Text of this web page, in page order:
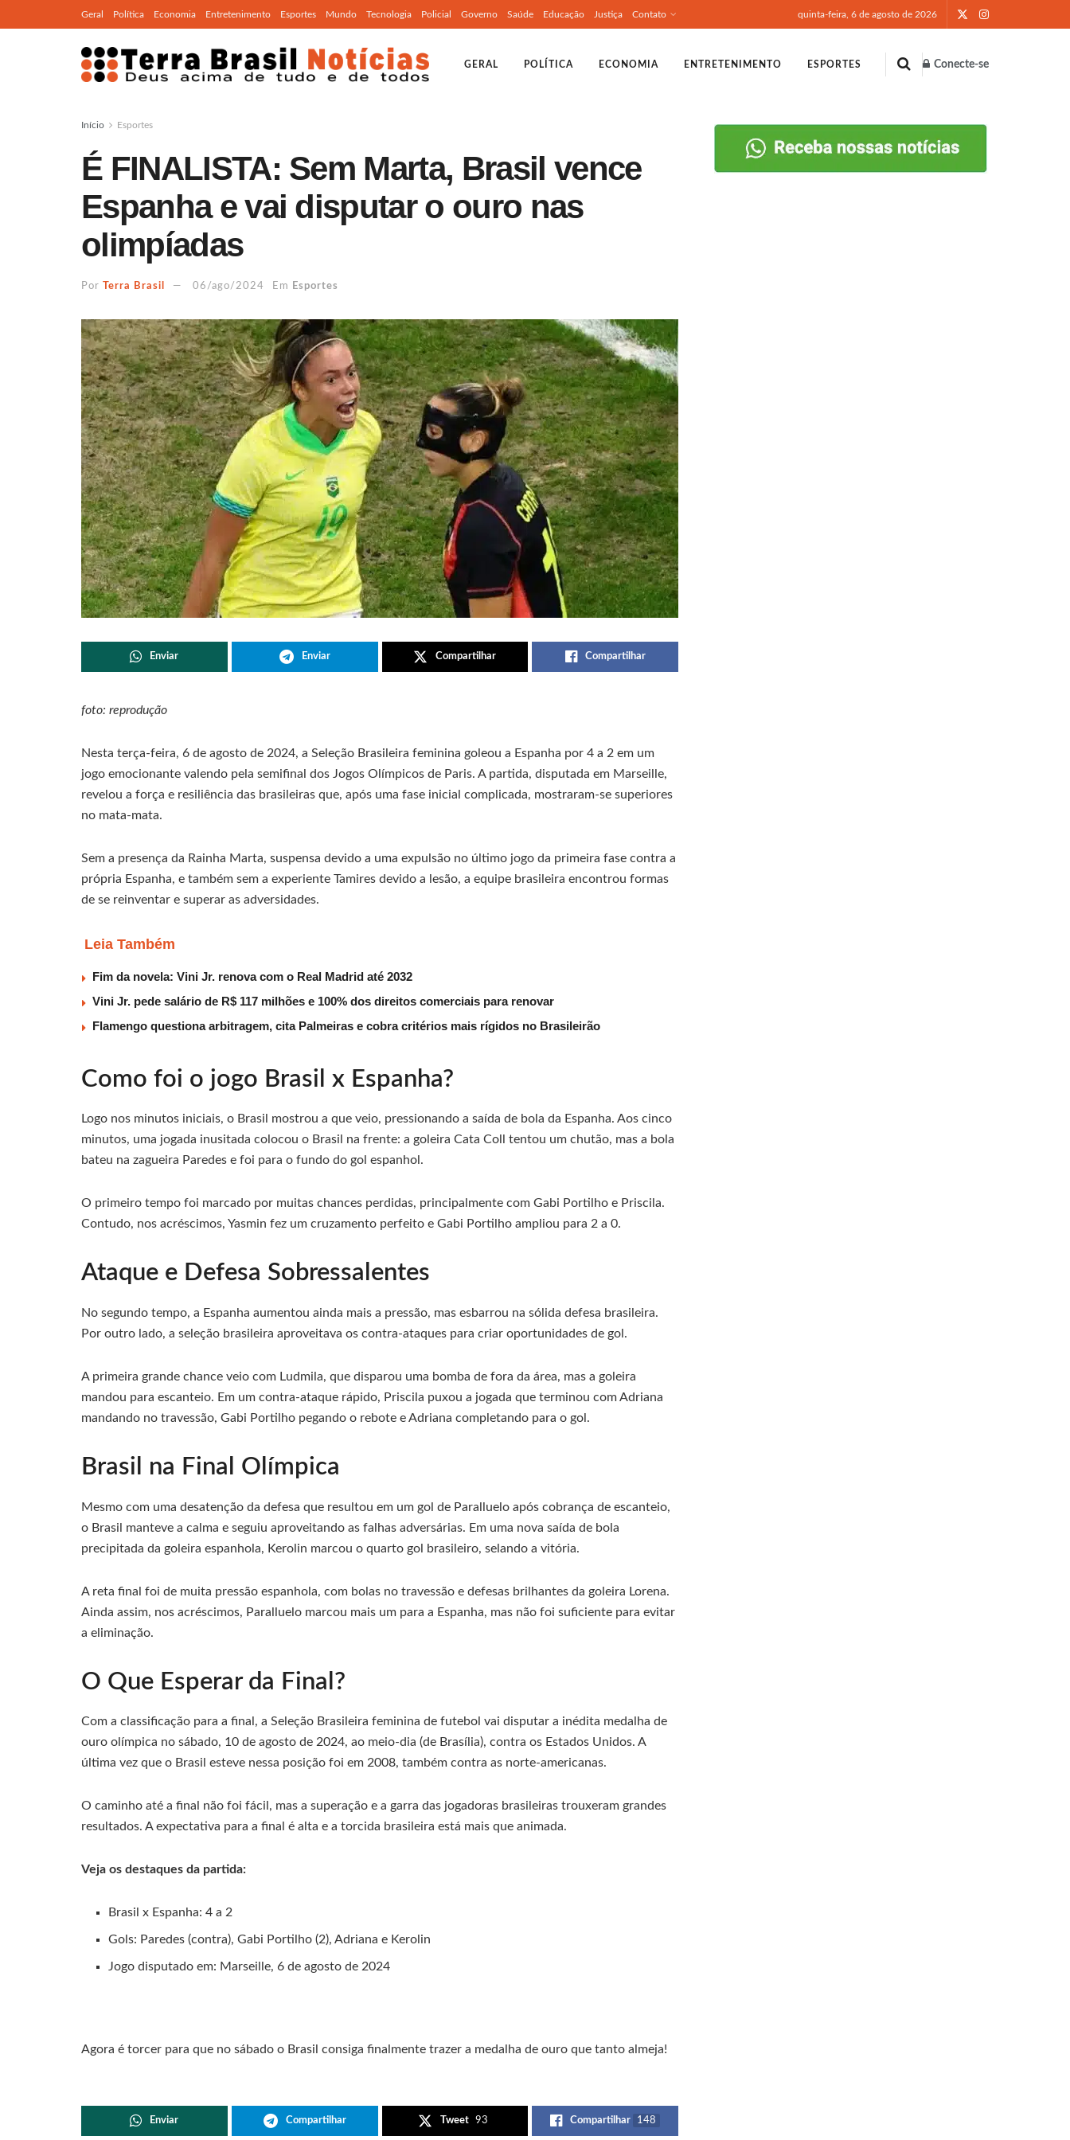
Geral Política Economia Entretenimento Esportes Mundo Tecnologia Policial Governo Saúde Educação Justiça Contato quinta-feira, 6 de agosto de 2026
GERAL POLÍTICA ECONOMIA ENTRETENIMENTO ESPORTES Conecte-se
Início Esportes
É FINALISTA: Sem Marta, Brasil vence
Espanha e vai disputar o ouro nas
olimpíadas
Por Terra Brasil 06/ago/2024 Em Esportes
Enviar Enviar Compartilhar Compartilhar
foto: reprodução
Nesta terça-feira, 6 de agosto de 2024, a Seleção Brasileira feminina goleou a Espanha por 4 a 2 em um
jogo emocionante valendo pela semifinal dos Jogos Olímpicos de Paris. A partida, disputada em Marseille,
revelou a força e resiliência das brasileiras que, após uma fase inicial complicada, mostraram-se superiores
no mata-mata.
Sem a presença da Rainha Marta, suspensa devido a uma expulsão no último jogo da primeira fase contra a
própria Espanha, e também sem a experiente Tamires devido a lesão, a equipe brasileira encontrou formas
de se reinventar e superar as adversidades.
Leia Também
Fim da novela: Vini Jr. renova com o Real Madrid até 2032
Vini Jr. pede salário de R$ 117 milhões e 100% dos direitos comerciais para renovar
Flamengo questiona arbitragem, cita Palmeiras e cobra critérios mais rígidos no Brasileirão
Como foi o jogo Brasil x Espanha?
Logo nos minutos iniciais, o Brasil mostrou a que veio, pressionando a saída de bola da Espanha. Aos cinco
minutos, uma jogada inusitada colocou o Brasil na frente: a goleira Cata Coll tentou um chutão, mas a bola
bateu na zagueira Paredes e foi para o fundo do gol espanhol.
O primeiro tempo foi marcado por muitas chances perdidas, principalmente com Gabi Portilho e Priscila.
Contudo, nos acréscimos, Yasmin fez um cruzamento perfeito e Gabi Portilho ampliou para 2 a 0.
Ataque e Defesa Sobressalentes
No segundo tempo, a Espanha aumentou ainda mais a pressão, mas esbarrou na sólida defesa brasileira.
Por outro lado, a seleção brasileira aproveitava os contra-ataques para criar oportunidades de gol.
A primeira grande chance veio com Ludmila, que disparou uma bomba de fora da área, mas a goleira
mandou para escanteio. Em um contra-ataque rápido, Priscila puxou a jogada que terminou com Adriana
mandando no travessão, Gabi Portilho pegando o rebote e Adriana completando para o gol.
Brasil na Final Olímpica
Mesmo com uma desatenção da defesa que resultou em um gol de Paralluelo após cobrança de escanteio,
o Brasil manteve a calma e seguiu aproveitando as falhas adversárias. Em uma nova saída de bola
precipitada da goleira espanhola, Kerolin marcou o quarto gol brasileiro, selando a vitória.
A reta final foi de muita pressão espanhola, com bolas no travessão e defesas brilhantes da goleira Lorena.
Ainda assim, nos acréscimos, Paralluelo marcou mais um para a Espanha, mas não foi suficiente para evitar
a eliminação.
O Que Esperar da Final?
Com a classificação para a final, a Seleção Brasileira feminina de futebol vai disputar a inédita medalha de
ouro olímpica no sábado, 10 de agosto de 2024, ao meio-dia (de Brasília), contra os Estados Unidos. A
última vez que o Brasil esteve nessa posição foi em 2008, também contra as norte-americanas.
O caminho até a final não foi fácil, mas a superação e a garra das jogadoras brasileiras trouxeram grandes
resultados. A expectativa para a final é alta e a torcida brasileira está mais que animada.
Veja os destaques da partida:
Brasil x Espanha: 4 a 2
Gols: Paredes (contra), Gabi Portilho (2), Adriana e Kerolin
Jogo disputado em: Marseille, 6 de agosto de 2024
Agora é torcer para que no sábado o Brasil consiga finalmente trazer a medalha de ouro que tanto almeja!
Enviar Compartilhar Tweet 93 Compartilhar 148